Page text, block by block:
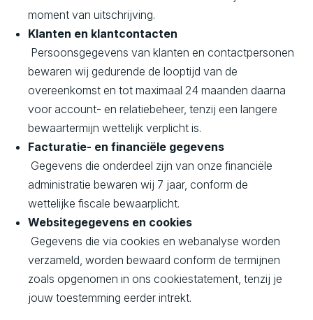
moment van uitschrijving.
Klanten en klantcontacten
Persoonsgegevens van klanten en contactpersonen
bewaren wij gedurende de looptijd van de
overeenkomst en tot maximaal 24 maanden daarna
voor account- en relatiebeheer, tenzij een langere
bewaartermijn wettelijk verplicht is.
Facturatie- en financiële gegevens
Gegevens die onderdeel zijn van onze financiële
administratie bewaren wij 7 jaar, conform de
wettelijke fiscale bewaarplicht.
Websitegegevens en cookies
Gegevens die via cookies en webanalyse worden
verzameld, worden bewaard conform de termijnen
zoals opgenomen in ons cookiestatement, tenzij je
jouw toestemming eerder intrekt.